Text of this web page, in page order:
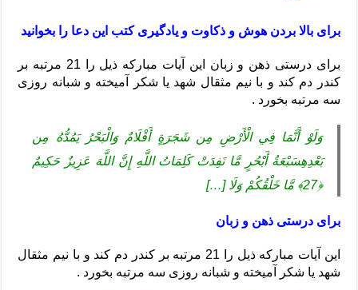
برای بالا بردن هوش و ذکاوت و یادگیری کتب این دعا را بخوانید
برای درستی ذهن و زبان این آیات مبارکه ذیل را 21 مرتبه بر
کندر دم کند و با نیم مثقال شهد یا شکر آمیخته و شبانه روزی
سه مرتبه بخورد .
وَلَوْ أَنَّمَا فِي الْأَرْضِ مِن شَجَرَةٍ أَقْلَامٌ وَالْبَحْرُ يَمُدُّهُ مِن
بَعْدِهِسَبْعَةُ أَبْحُرٍ مَّا نَفِدَتْ كَلِمَاتُ اللَّهِ إِنَّ اللَّهَ عَزِيزٌ حَكِيمٌ
﴿27﴾ مَّا خَلْقُكُمْ وَلَا […]
برای درستی ذهن و زبان
این آیات مبارکه ذیل را 21 مرتبه بر کندر دم کند و با نیم مثقال
شهد یا شکر آمیخته و شبانه روزی سه مرتبه بخورد .